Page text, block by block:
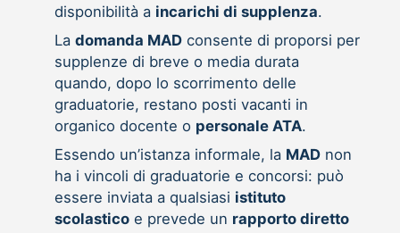
disponibilità a incarichi di supplenza.
La domanda MADconsente di proporsi per
supplenze di breve o media durata
quando, dopo lo scorrimento delle
graduatorie, restano posti vacanti in
organico docente o personale ATA.
Essendo un’istanza informale, la MADnon
ha i vincoli di graduatorie e concorsi: può
essere inviata a qualsiasi istituto
scolasticoe prevede un rapporto diretto